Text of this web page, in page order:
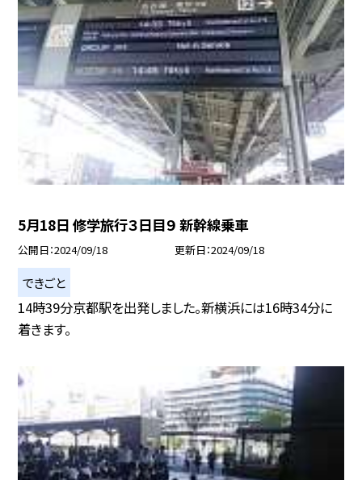
5月18日 修学旅行３日目９ 新幹線乗車
公開日 2024/09/18 更新日 2024/09/18
できごと
14時39分京都駅を出発しました。新横浜には16時34分に
着きます。